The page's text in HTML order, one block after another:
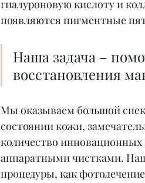
гиалуроновую кислоту и
появляются пигментные
Наша задача –
восстановления
Мы оказываем большой
состоянии кожи,
количество
аппаратными чистками.
процедуры, как